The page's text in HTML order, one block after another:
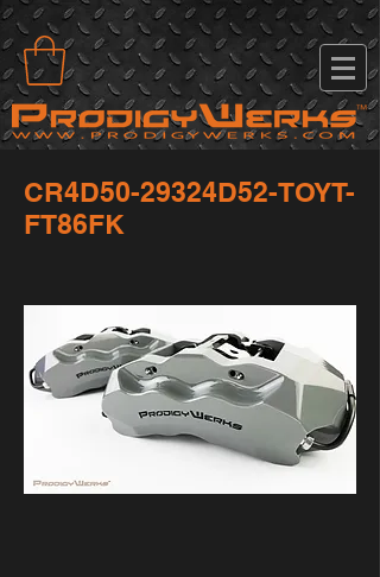
CR4D50-29324D52-TOYT-
FT86FK